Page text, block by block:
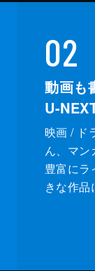
02
動画も
U-
映画 / ド
ん、マン
豊富にラ
きな作